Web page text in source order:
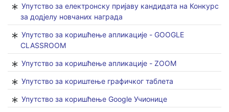
Упутство за електронску пријаву кандидата на Конкурс
за додјелу новчаних награда
Упутство за коришћење апликације - GOOGLE
CLASSROOM
Упутство за коришћење апликације - ZOOM
Упутство за кориштење графичког таблета
Упутство за коришћење Google Учионице